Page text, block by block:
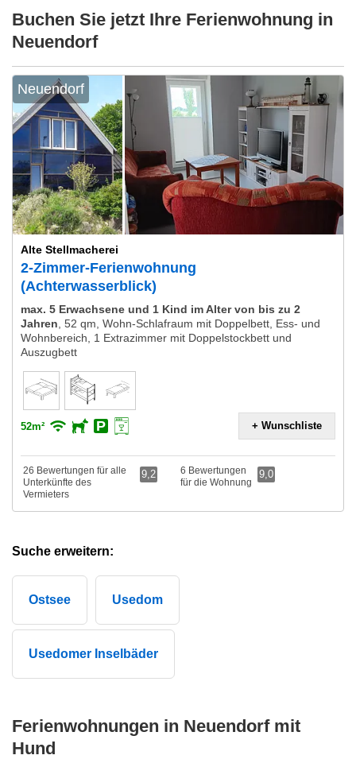
Buchen Sie jetzt Ihre Ferienwohnung in
Neuendorf
Neuendorf
Alte Stellmacherei
2-Zimmer-Ferienwohnung
(Achterwasserblick)
max. 5 Erwachsene und 1 Kind im Alter von bis zu 2
Jahren 52 qm, Wohn-Schlafraum mit Doppelbett, Ess- und
Wohnbereich, 1 Extrazimmer mit Doppelstockbett und
Auszugbett
52m² + Wunschliste
26 Bewertungen für alle
Unterkünfte des
Vermieters
9,2
6 Bewertungen
für die Wohnung
9,0
Suche erweitern:
Ostsee Usedom
Usedomer Inselbäder
Ferienwohnungen in Neuendorf mit
Hund